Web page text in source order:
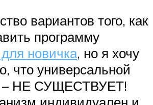
вариантов того, как
программу
новичка, но я хочу
что универсальной
– НЕ СУЩЕСТВУЕТ!